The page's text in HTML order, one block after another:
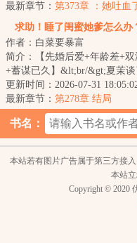
的那句“歆妩也不...
最新章节： 第373章 ：她吐血
求助！睡了闺蜜她爹怎么办
作者：白菜要暴富
简介：【先婚后爱+年龄差+双
+蓄谋已久】&lt;br/&gt;夏茉谈
五年的男友出轨，捉奸在床。
&lt;br/&gt;未...
更新时间：2026-07-31
最新章节： 第278章 结局
书名：
本站若有图片广告属于第三方接
本站立
Copyright © 2020